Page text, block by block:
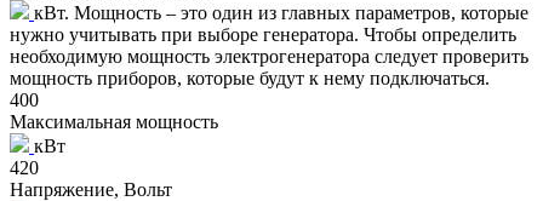
кВт. Мощность – это один из главных параметров, которые
нужно учитывать при выборе генератора. Чтобы определить
необходимую мощность электрогенератора следует проверить
мощность приборов, которые будут к нему подключаться.
400
Максимальная мощность
кВт
420
Напряжение, Вольт